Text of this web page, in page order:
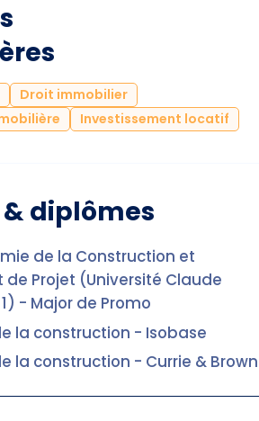
Droit immobilier
Investissement locatif
diplômes
de la Construction et
Projet (Université Claude
- Major de Promo
la construction - Isobase
la construction - Currie & Brown